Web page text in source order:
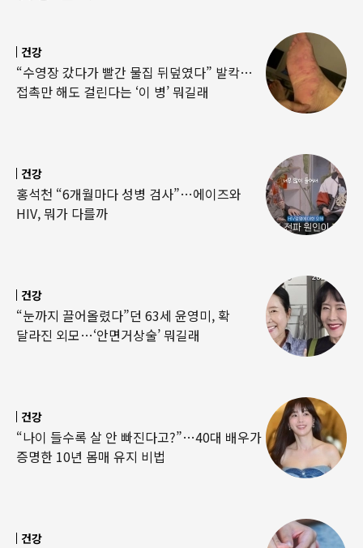
건강
“수영장 갔다가 빨간 물집 뒤덮였다” 발칵…
접촉만 해도 걸린다는 ‘이 병’ 뭐길래
건강
홍석천 “6개월마다 성병 검사”…에이즈와
HIV, 뭐가 다를까
건강
“눈까지 끌어올렸다”던 63세 윤영미, 확
달라진 외모…‘안면거상술’ 뭐길래
건강
“나이 들수록 살 안 빠진다고?”…40대 배우가
증명한 10년 몸매 유지 비법
건강